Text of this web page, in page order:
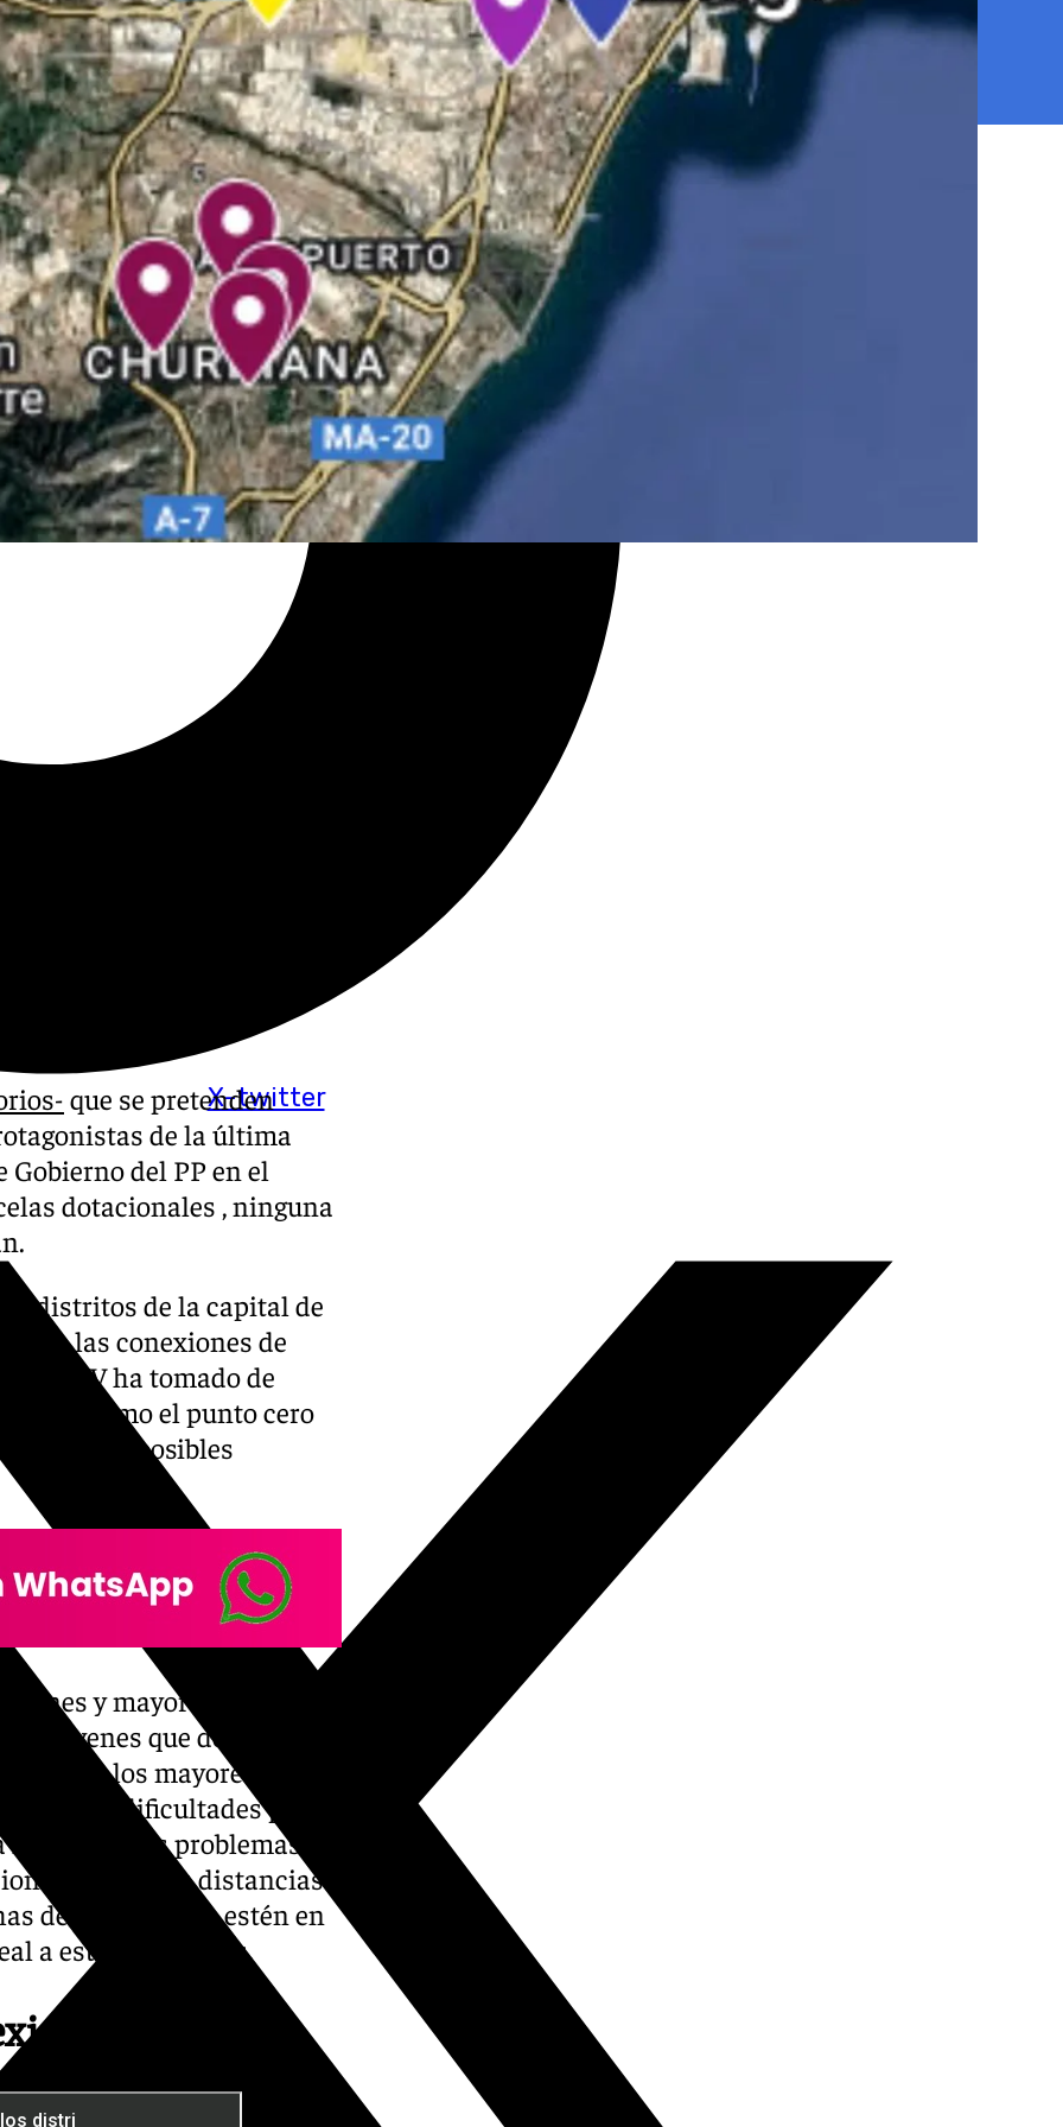
X-twitter
que se pretenden
de la última
del PP en el
dotacionales , ninguna
distritos de la capital de
son las conexiones de
101TV ha tomado de
como el punto cero
las posibles
y mayores, los
jóvenes que desean
que los mayores son
más dificultades para
evidentes problemas de
y a que las distancias
de las parcelas estén en
a estos colectivos.